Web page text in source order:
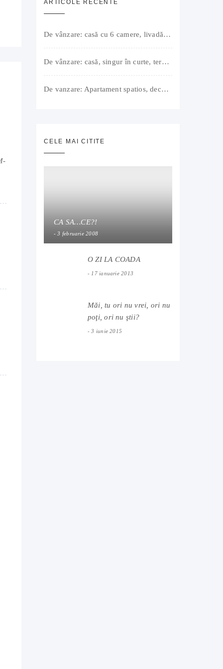
ARTICOLE RECENTE
De vânzare: casă cu 6 camere, livadă, 3 199 mp, Girișul Negru, Bihor, 42 000 Euro. Comision 0.
De vânzare: casă, singur în curte, teren 500 mp, Muntele Găina, Oradea. 157.000 € (negociabil). Comision 0.
De vanzare: Apartament spatios, decomandat, bine compartimentat, 3 camere, 2 bai, bucatarie, suprafață utilă de 64 mp + 3 balcoane (11 mp), strada Barierei, zona Dragos Voda Oradea. 89 500 E (neg). Comision 0
CELE MAI CITITE
CA SA…CE?!
3 februarie 2008
O ZI LA COADA
17 ianuarie 2013
Măi, tu ori nu vrei, ori nu
poţi, ori nu ştii?
3 iunie 2015